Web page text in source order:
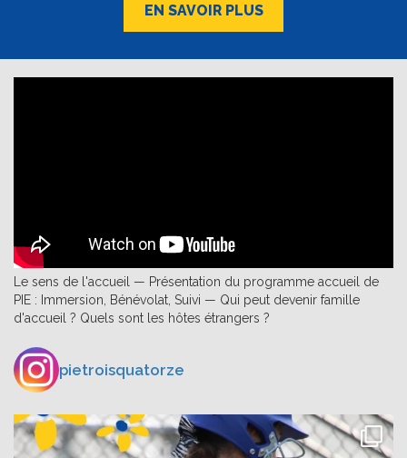
EN SAVOIR PLUS
Le sens de l'accueil — Présentation du programme accueil de
PIE : Immersion, Bénévolat, Suivi — Qui peut devenir famille
d'accueil ? Quels sont les hôtes étrangers ?
pietroisquatorze